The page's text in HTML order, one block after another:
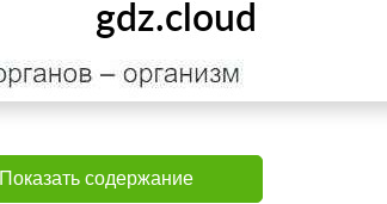
Показать содержание